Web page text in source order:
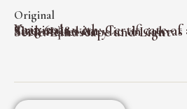
Original
Year:2024
Originals with:Certificate of
Size:60*80 cm
Technique:Acrylic on canvas
Serie:Landscape and Light